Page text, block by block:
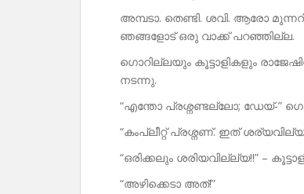
അമ്പടാ. തെണ്ടി. ശവി. ആരോ
ഞങ്ങളോട് ഒരു വാക്ക് പറഞ്ഞില്ല.
ഗൊറില്ലയും കൂട്ടാളികളും
നടന്നു.
“എന്തോ പ്രശ്നണ്ടല്ലോ; ഡേയ്-”
“കംപ്ലീറ്റ് പ്രശ്നണ്. ഇത്
“ഒരിക്കലും ശരിയവില്ല്യ!!” –
“അഴിക്കെടാ അത്!”